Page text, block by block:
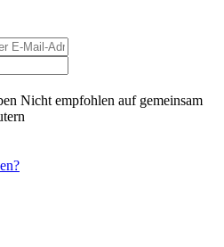
Nicht empfohlen auf gemeinsam